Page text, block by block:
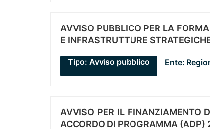
AVVISO PUBBLICO PER LA
E INFRASTRUTTURE
Tipo: Avviso pubblico Ente:
AVVISO PER IL FINANZIAMENTO
ACCORDO DI PROGRAMMA (ADP)